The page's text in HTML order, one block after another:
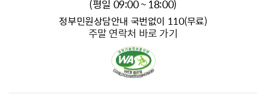
(평일 09:00 ~ 18:00)
정부민원상담안내 국번없이 110(무료)
주말 연락처 바로 가기